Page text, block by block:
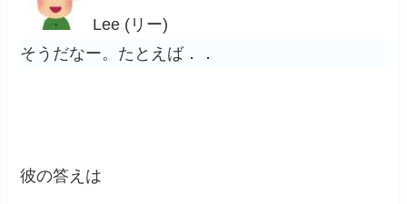
Lee (リー)
そうだなー。たとえば．．
彼の答えは